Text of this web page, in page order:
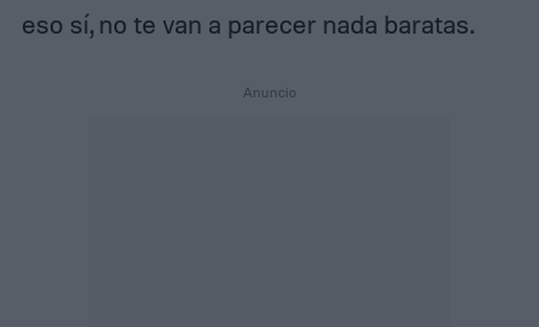
eso sí, no te van a parecer nada baratas.